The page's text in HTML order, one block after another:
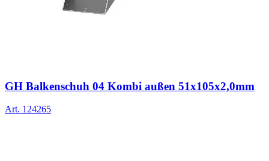
GH Balkenschuh 04 Kombi außen 51x105x2,0mm
Art. 124265